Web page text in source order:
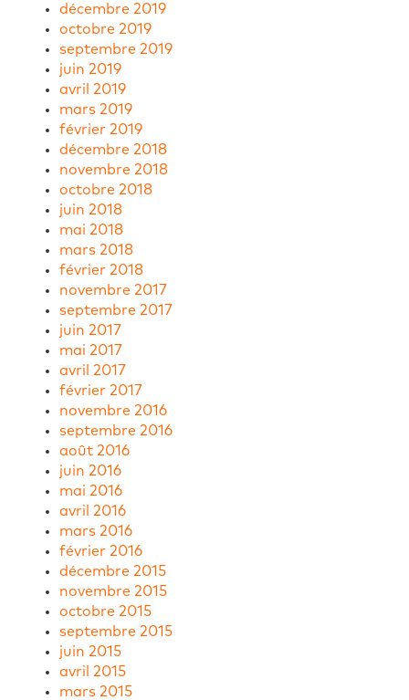
décembre 2019
octobre 2019
septembre 2019
juin 2019
avril 2019
mars 2019
février 2019
décembre 2018
novembre 2018
octobre 2018
juin 2018
mai 2018
mars 2018
février 2018
novembre 2017
septembre 2017
juin 2017
mai 2017
avril 2017
février 2017
novembre 2016
septembre 2016
août 2016
juin 2016
mai 2016
avril 2016
mars 2016
février 2016
décembre 2015
novembre 2015
octobre 2015
septembre 2015
juin 2015
avril 2015
mars 2015